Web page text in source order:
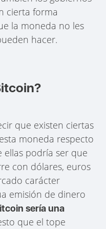
cierta forma
la moneda no les
hacer.
que existen ciertas
moneda respecto
ellas podría ser que
con dólares, euros
carácter
emisión de dinero
sería una
que el tope